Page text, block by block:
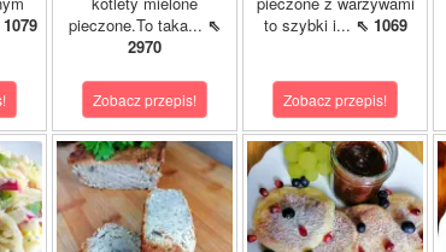
pieczone.To taka... ⇖
2970
Zobacz przepis!
to szybki i... ⇖ 1069
Zobacz przepis!